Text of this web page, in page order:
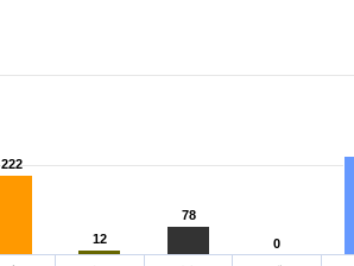
222
222
12
12
78
78
0
0